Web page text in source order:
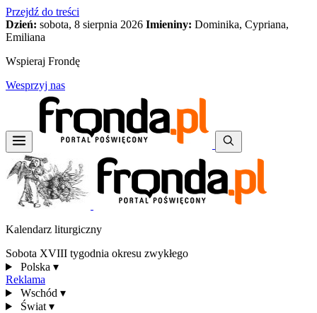
Przejdź do treści
Dzień: sobota, 8 sierpnia 2026 Imieniny: Dominika, Cypriana,
Emiliana
Wspieraj Frondę
Wesprzyj nas
Kalendarz liturgiczny
Sobota XVIII tygodnia okresu zwykłego
Polska ▾
Reklama
Wschód ▾
Świat ▾